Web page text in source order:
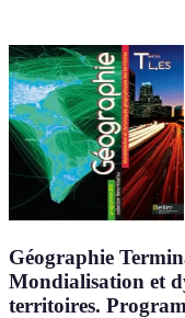
Géographie
Mondialisation et
territoires.